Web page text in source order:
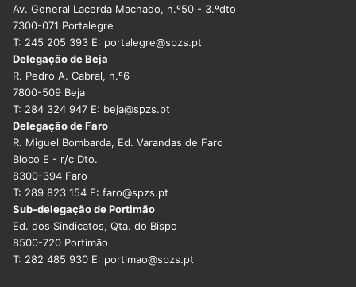
Av. General Lacerda Machado, n.º50 - 3.ºdto
7300-071 Portalegre
T: 245 205 393 E: portalegre@spzs.pt
Delegação de Beja
R. Pedro A. Cabral, n.º6
7800-509 Beja
T: 284 324 947 E: beja@spzs.pt
Delegação de Faro
R. Miguel Bombarda, Ed. Varandas de Faro
Bloco E - r/c Dto.
8300-394 Faro
T: 289 823 154 E: faro@spzs.pt
Sub-delegação de Portimão
Ed. dos Sindicatos, Qta. do Bispo
8500-720 Portimão
T: 282 485 930 E: portimao@spzs.pt